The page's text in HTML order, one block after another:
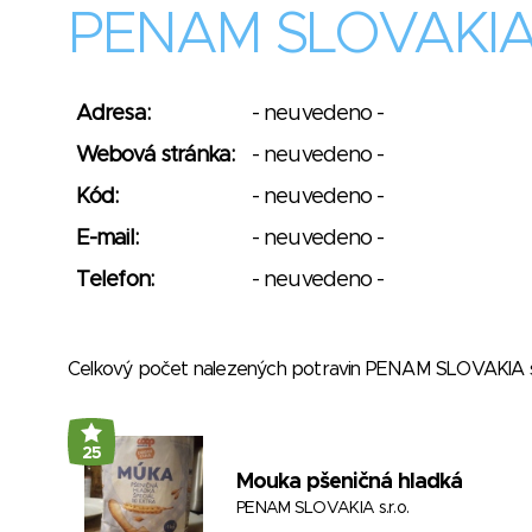
PENAM
Adresa:
- neuvedeno -
Webová stránka:
- neuvedeno -
Kód:
- neuvedeno -
E-mail:
- neuvedeno -
Telefon:
- neuvedeno -
Celkový počet nalezených potravin PENAM SLOVAKIA
25
Mouka pšeničná hladká
PENAM SLOVAKIA s.r.o.